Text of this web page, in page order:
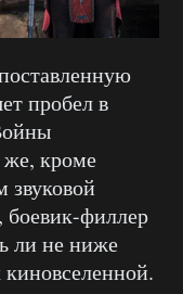
пробел в
же, кроме
звуковой
филлер
ли не ниже